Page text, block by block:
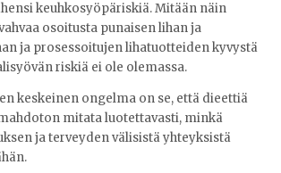
keuhkosyöpäriskiä. Mitään näin
osoitusta punaisen lihan ja
ja prosessoitujen lihatuotteiden kyvystä
riskiä ei ole olemassa.
keskeinen ongelma on se, että dieettiä
mitata luotettavasti, minkä
ja terveyden välisistä yhteyksistä